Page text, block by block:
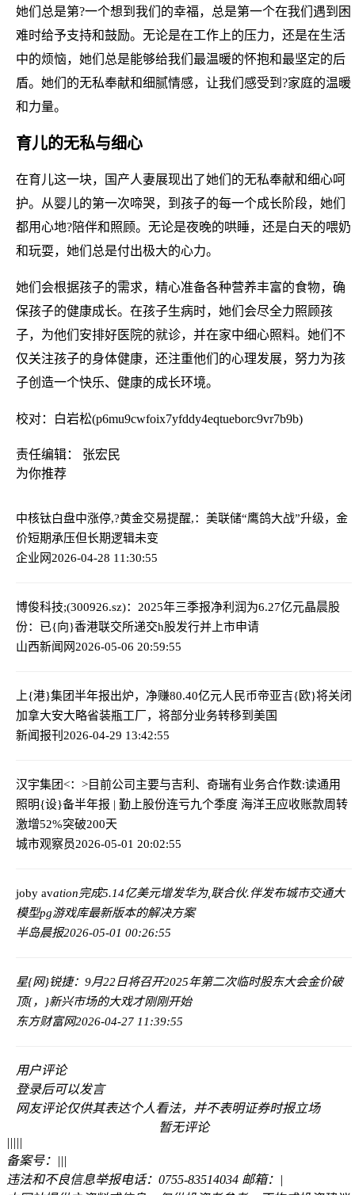
她们总是第?一个想到我们的幸福，总是第一个在我们遇到困
难时给予支持和鼓励。无论是在工作上的压力，还是在生活
中的烦恼，她们总是能够给我们最温暖的怀抱和最坚定的后
盾。她们的无私奉献和细腻情感，让我们感受到?家庭的温暖
和力量。
育儿的无私与细心
在育儿这一块，国产人妻展现出了她们的无私奉献和细心呵
护。从婴儿的第一次啼哭，到孩子的每一个成长阶段，她们
都用心地?陪伴和照顾。无论是夜晚的哄睡，还是白天的喂奶
和玩耍，她们总是付出极大的心力。
她们会根据孩子的需求，精心准备各种营养丰富的食物，确
保孩子的健康成长。在孩子生病时，她们会尽全力照顾孩
子，为他们安排好医院的就诊，并在家中细心照料。她们不
仅关注孩子的身体健康，还注重他们的心理发展，努力为孩
子创造一个快乐、健康的成长环境。
校对：白岩松(p6mu9cwfoix7yfddy4eqtueborc9vr7b9b)
责任编辑： 张宏民
为你推荐
中核钛白盘中涨停,?黄金交易提醒,：美联储“鹰鸽大战”升级，金
价短期承压但长期逻辑未变
企业网2026-04-28 11:30:55
博俊科技;(300926.sz)：2025年三季报净利润为6.27亿元晶晨股
份：已{向}香港联交所递交h股发行并上市申请
山西新闻网2026-05-06 20:59:55
上{港}集团半年报出炉，净赚80.40亿元人民币帝亚吉{欧}将关闭
加拿大安大略省装瓶工厂，将部分业务转移到美国
新闻报刊 2026-04-29 13:42:55
汉宇集团<：>目前公司主要与吉利、奇瑞有业务合作数:读通用
照明{设}备半年报 | 勤上股份连亏九个季度 海洋王应收账款周转
激增52%突破200天
城市观察员2026-05-01 20:02:55
joby avation完成5.14亿美元增发华为,联合伙.伴发布城市交通大
模型pg游戏库最新版本的解决方案
半岛晨报2026-05-01 00:26:55
星{网}锐捷：9月22日将召开2025年第二次临时股东大会金价破
顶{，}新兴市场的大戏才刚刚开始
东方财富网2026-04-27 11:39:55
用户评论
登录后可以发言
网友评论仅供其表达个人看法，并不表明证券时报立场
暂无评论
|||||
备案号： |||
违法和不良信息举报电话：0755-83514034 邮箱： |